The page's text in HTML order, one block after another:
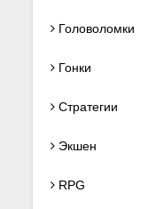
Головоломки
Гонки
Стратегии
Экшен
RPG